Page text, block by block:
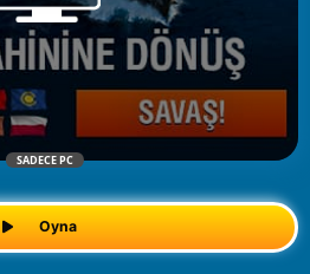
SADECE PC
Oyna